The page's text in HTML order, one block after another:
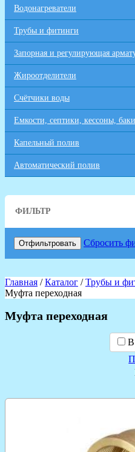
Водонагреватели
Трубы и фитинги
Запорная и регулирующая
Жироотделители
Счётчики воды
Емкости, септики, кессоны, баки
Капельный полив
Автоматический полив
ФИЛЬТР
Отфильтровать Сбросить
Главная /Каталог /Трубы и
Муфта переходная
Муфта переходная
В